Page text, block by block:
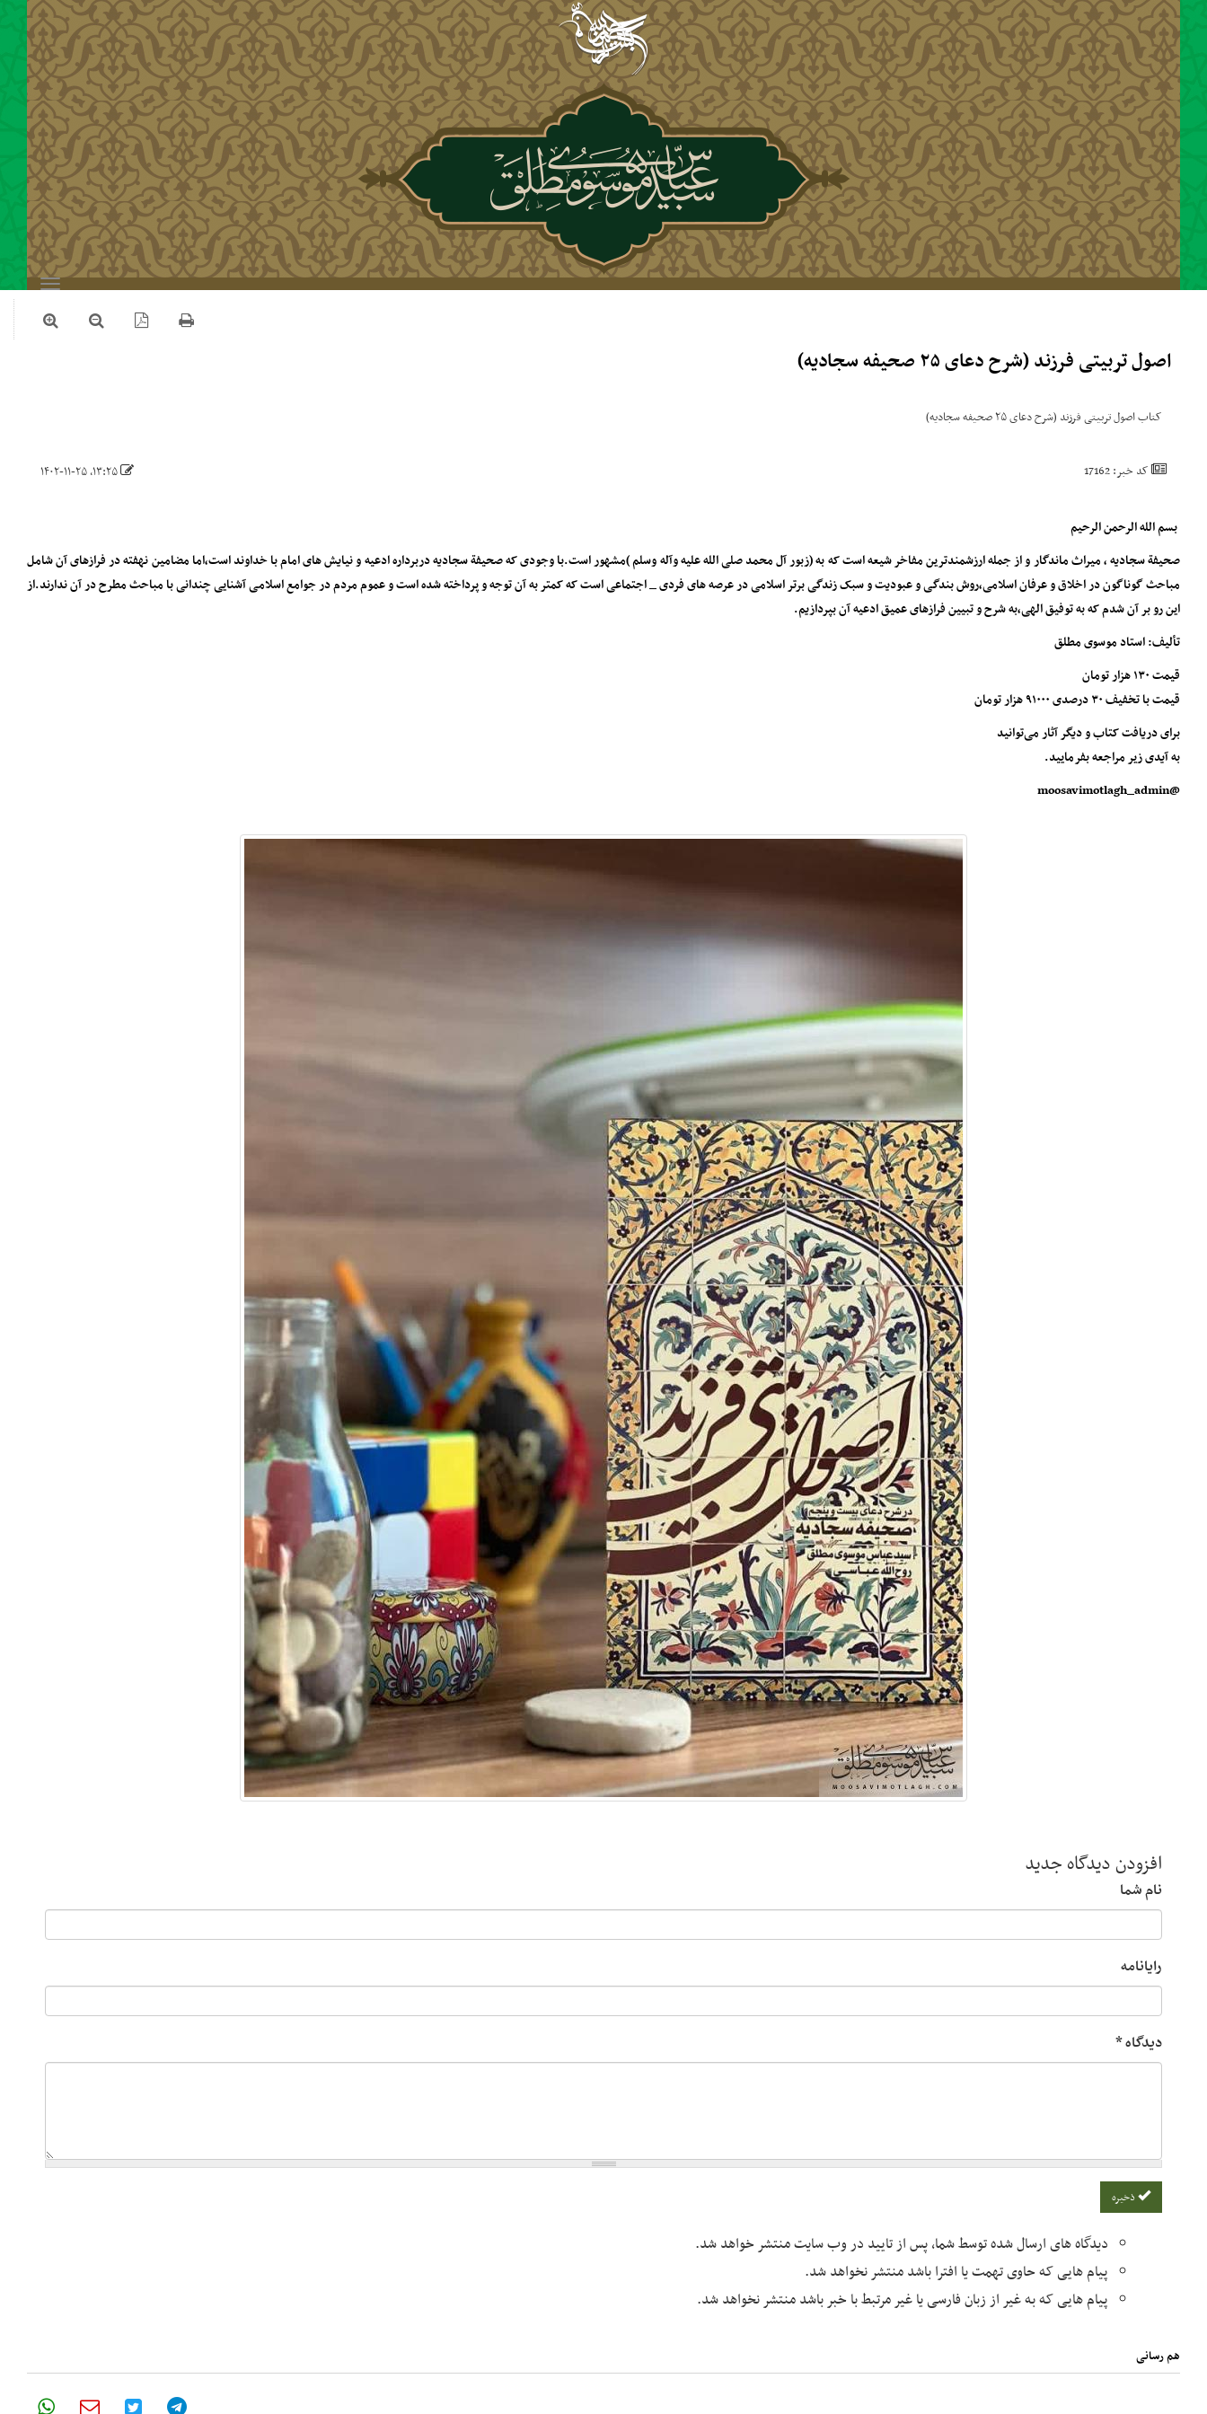
رفتن به محتوای اصلی
Toggle
navigation
اصول تربیتی فرزند (شرح دعای ۲۵ صحیفه سجادیه)
کتاب اصول تربیتی فرزند (شرح دعای ۲۵ صحیفه سجادیه)
کد خبر: 17162
بسم الله الرحمن الرحیم
صحیفة سجادیه ، میراث ماندگار و از جمله ارزشمندترین مفاخر شیعه است که به (زبور آل محمد صلی الله علیه وآله وسلم )مشهور است.با وجودی که صحیفة سجادیه دربرداره ادعیه و نیایش های امام با خداوند است،اما مضامین نهفته در فرازهای آن شامل
مباحث گوناگون در اخلاق و عرفان اسلامی،روش بندگی و عبودیت و سبک زندگی برتر اسلامی در عرصه های فردی _ اجتماعی است که کمتر به آن توجه و پرداخته شده است و عموم مردم در جوامع اسلامی آشنایی چندانی با مباحث مطرح در آن ندارند.از
این رو بر آن شدم که به توفیق الهی،به شرح و تبیین فرازهای عمیق ادعیه آن بپردازیم.
تألیف: استاد موسوی مطلق
قیمت ۱۳۰ هزار تومان
قیمت با تخفیف ۳۰ درصدی ۹۱۰۰۰ هزار تومان
برای دریافت کتاب و دیگر آثار می‌توانید
به آیدی زیر مراجعه بفرمایید.
@moosavimotlagh_admin
افزودن دیدگاه جدید
نام شما
رایانامه
دیدگاه*
دیدگاه های ارسال شده توسط شما، پس از تایید در وب سایت منتشر خواهد شد.
پیام هایی که حاوی تهمت یا افترا باشد منتشر نخواهد شد.
پیام هایی که به غیر از زبان فارسی یا غیر مرتبط با خبر باشد منتشر نخواهد شد.
هم رسانی